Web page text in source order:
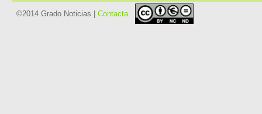
©2014 Grado Noticias | Contacta